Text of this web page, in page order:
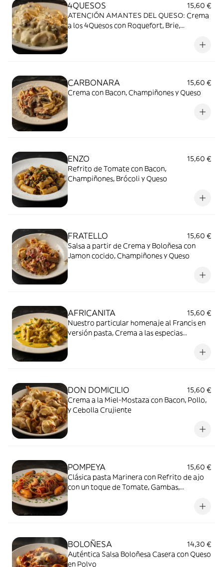
4QUESOS
15,60 €
ATENCIÓN AMANTES DEL QUESO: Crema
a los 4Quesos con Roquefort, Brie,
CARBONARA
15,60 €
Crema con Bacon, Champiñones y Queso
ENZO
15,60 €
Refrito de Tomate con Bacon,
Champiñones, Brócoli y Queso
FRATELLO
15,60 €
Salsa a partir de Crema y Boloñesa con
Jamon cocido, Champiñones y Queso
AFRICANITA
15,60 €
Nuestro particular homenaje al Francis en
versión pasta, Crema a las especias
DON DOMICILIO
15,60 €
Crema a la Miel-Mostaza con Bacon, Pollo,
y Cebolla Crujiente
POMPEYA
15,60 €
Clásica pasta Marinera con Refrito de ajo
con un toque de Tomate, Gambas,
BOLOÑESA
14,30 €
Auténtica Salsa Boloñesa Casera con Queso
en Polvo